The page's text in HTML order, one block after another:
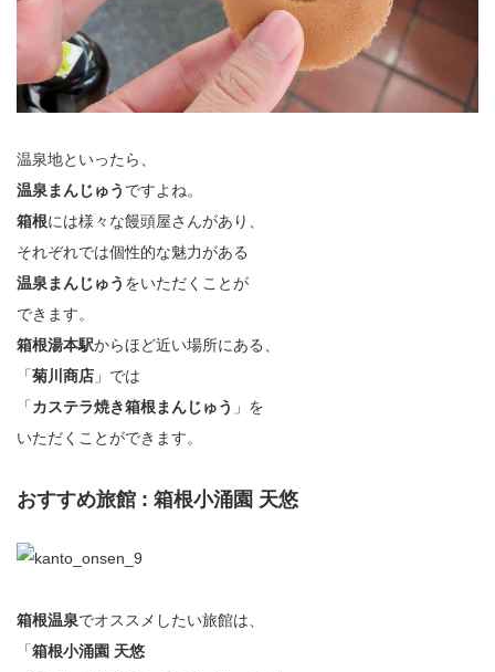
温泉地といったら、
温泉まんじゅう ですよね。
箱根には様々な饅頭屋さんがあり、
それぞれでは個性的な魅力がある
温泉まんじゅう をいただくことが
できます。
箱根湯本駅からほど近い場所にある、
「菊川商店 」では
「カステラ焼き箱根まんじゅう 」を
いただくことができます。
おすすめ旅館 : 箱根小涌園 天悠
箱根温泉でオススメしたい旅館は、
「箱根小涌園 天悠